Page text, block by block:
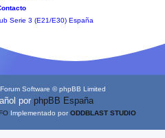
Serie 3 (E21/E30) España
Software © phpBB Limited
por phpBB España
Implementado porODDBLAST STUDIO